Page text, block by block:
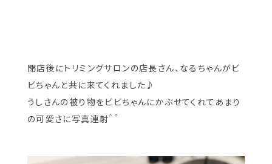
閉店後にトリミングサロンの店長さん、なるちゃんがビ
ビちゃんと共に来てくれました♪
うしさんの被り物をビビちゃんにかぶせてくれてあまり
の可愛さに写真連射＾＾